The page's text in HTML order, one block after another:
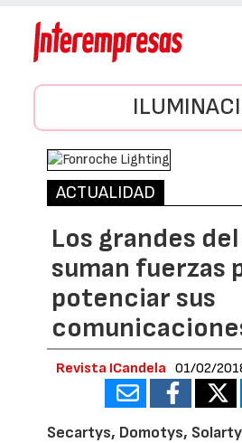
ACTUALIDAD
Los grandes
suman fuerzas
potenciar sus
Revista ICandela 01/02/
Secartys, Domotys,